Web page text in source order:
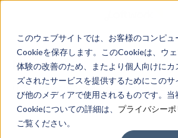
このウェブサイトでは、お客様のコンピュ
Cookieを保存します。このCookieは、ウ
体験の改善のため、またより個人向けにカ
ズされたサービスを提供するためにこのサ
び他のメディアで使用されるものです。当
Cookieについての詳細は、 プライバシー
ご覧ください。
News
ロフトワークからお届けするニュースとトピック